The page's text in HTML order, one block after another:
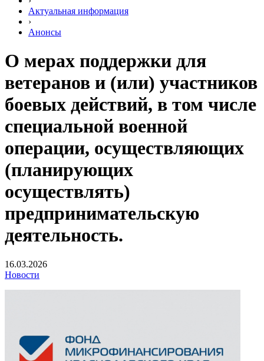
Актуальная информация
›
Анонсы
О мерах поддержки для
ветеранов и (или) участников
боевых действий, в том числе
специальной военной
операции, осуществляющих
(планирующих
осуществлять)
предпринимательскую
деятельность.
16.03.2026
Новости